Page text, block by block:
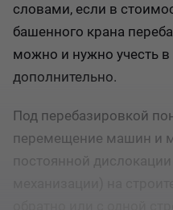
словами, если в
башенного крана
можно и нужно учесть
дополнительно.
Под перебазировкой
перемещение машин и
постоянной дислокации